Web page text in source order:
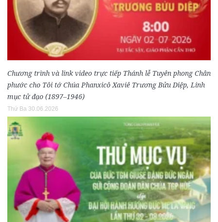
Chương trình và link video trực tiếp Thánh lễ Tuyên phong Chân
phước cho Tôi tớ Chúa Phanxicô Xaviê Trương Bửu Diệp, Linh
mục tử đạo (1897–1946)
Thứ Ba 30.06.2026